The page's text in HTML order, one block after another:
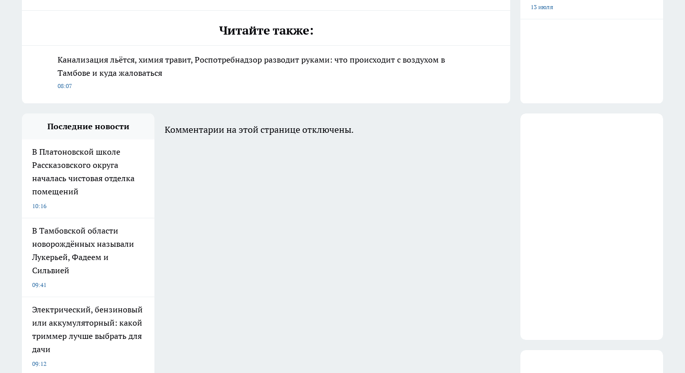
Читайте также:
Канализация льётся, химия травит, Роспотребнадзор разводит руками: что происходит с воздухом в
Тамбове и куда жаловаться
08:07
13 июля
Последние новости
В Платоновской школе
Рассказовского округа
началась чистовая отделка
помещений
10:16
В Тамбовской области
новорождённых называли
Лукерьей, Фадеем и
Сильвией
09:41
Электрический, бензиновый
или аккумуляторный: какой
триммер лучше выбрать для
дачи
09:12
Комментарии на этой странице отключены.